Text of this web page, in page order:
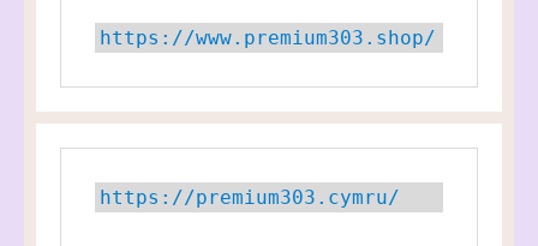
https://www.premium303.shop/
https://premium303.cymru/